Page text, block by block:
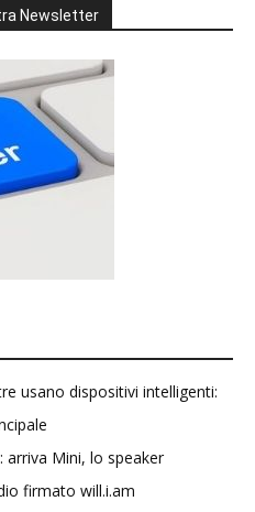
Newsletter
usano dispositivi intelligenti:
arriva Mini, lo speaker
firmato will.i.am